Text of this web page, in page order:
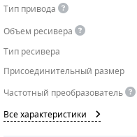
Тип привода
Объем ресивера
Тип ресивера
Присоединительный размер
Частотный преобразователь
Все характеристики
РЕЛЕ ДАВЛЕНИЯ ДЛЯ ДЛЯ
ДАТЧИКИ
РУКАВА ВЫСОКОГО
ЗАПЧАСТИ ДЛЯ ВИНТОВЫХ